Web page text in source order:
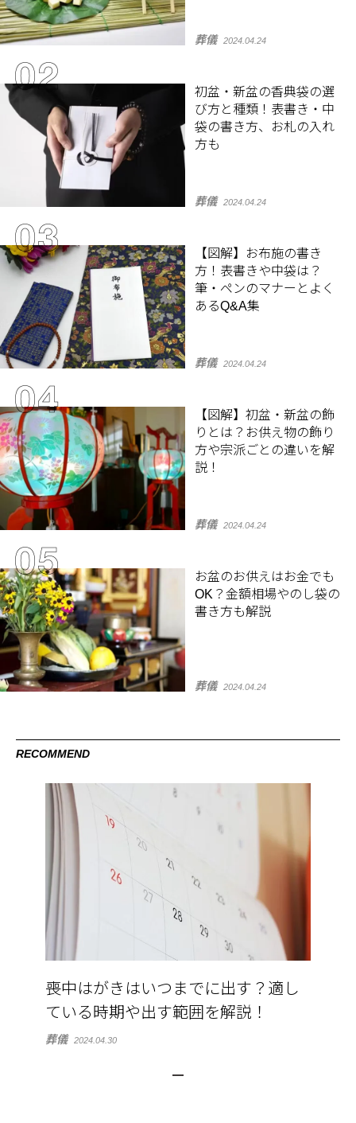
葬儀 2024.04.24
初盆・新盆の香典袋の選
び方と種類！表書き・中
袋の書き方、お札の入れ
方も
葬儀 2024.04.24
【図解】お布施の書き
方！表書きや中袋は？
筆・ペンのマナーとよく
あるQ&A集
葬儀 2024.04.24
【図解】初盆・新盆の飾
りとは？お供え物の飾り
方や宗派ごとの違いを解
説！
葬儀 2024.04.24
お盆のお供えはお金でも
OK？金額相場やのし袋の
書き方も解説
葬儀 2024.04.24
RECOMMEND
喪中はがきはいつまでに出す？適し
ている時期や出す範囲を解説！
葬儀 2024.04.30